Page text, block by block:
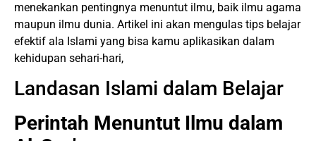
menekankan pentingnya menuntut ilmu, baik ilmu agama
maupun ilmu dunia. Artikel ini akan mengulas tips belajar
efektif ala Islami yang bisa kamu aplikasikan dalam
kehidupan sehari-hari,
Landasan Islami dalam Belajar
Perintah Menuntut Ilmu dalam